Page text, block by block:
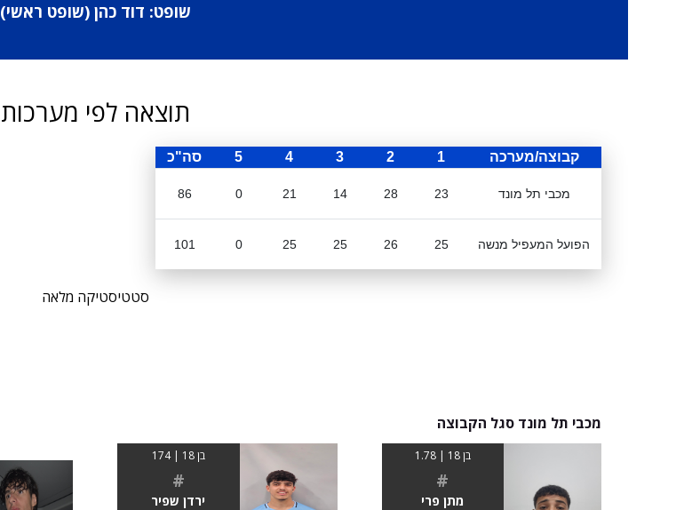
שופט: דוד כהן (שופט ראשי)
תוצאה לפי מערכות
קבוצה/מערכה 1
2
3
4
5 סה"כ
מכבי תל מונד 23
28
14
21
0
86
הפועל המעפיל מנשה 25
26
25
25
0
101
סטטיסטיקה מלאה
מכבי תל מונד סגל הקבוצה
בן 18 | 1.78
#
מתן פרי
בן 18 | 174
#
ירדן שפיר